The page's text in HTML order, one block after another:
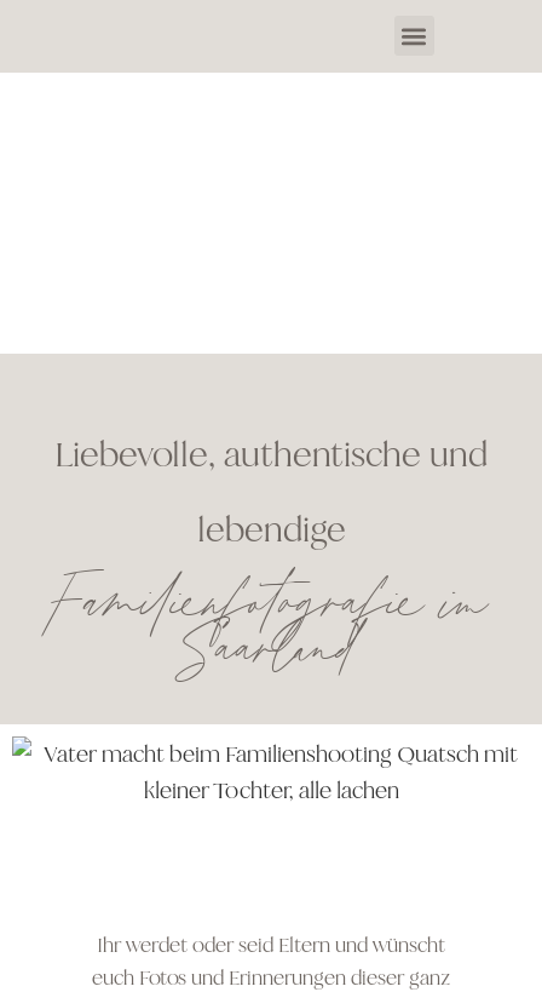
Liebevolle, authentische und
lebendige
Familienfotografie im
Saarland
Ihr werdet oder seid Eltern und wünscht
euch Fotos und Erinnerungen dieser ganz